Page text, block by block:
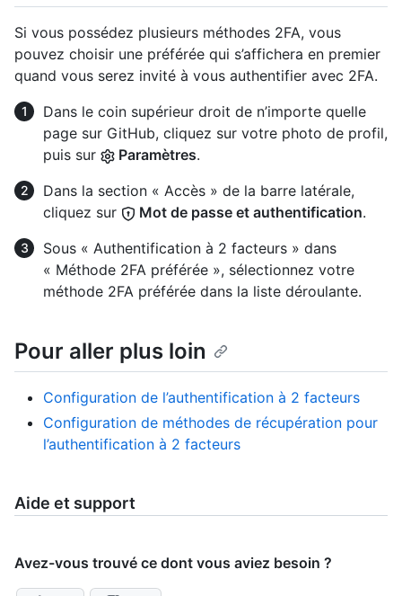
Si vous possédez plusieurs méthodes 2FA, vous
pouvez choisir une préférée qui s’affichera en premier
quand vous serez invité à vous authentifier avec 2FA.
Dans le coin supérieur droit de n’importe quelle
page sur GitHub, cliquez sur votre photo de profil,
puis sur
Paramètres.
Dans la section « Accès » de la barre latérale,
cliquez sur
Mot de passe et authentification.
Sous « Authentification à 2 facteurs » dans
« Méthode 2FA préférée », sélectionnez votre
méthode 2FA préférée dans la liste déroulante.
Pour aller plus loin
Configuration de l’authentification à 2 facteurs
Configuration de méthodes de récupération pour
l’authentification à 2 facteurs
Aide et support
Avez-vous trouvé ce dont vous aviez besoin ?